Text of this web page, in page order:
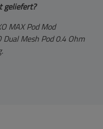
geliefert?
MAX Pod Mod
Mesh Pod 0.4 Ohm